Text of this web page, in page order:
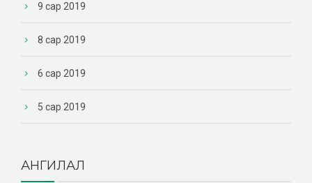
9 сар 2019
8 сар 2019
6 сар 2019
5 сар 2019
АНГИЛАЛ